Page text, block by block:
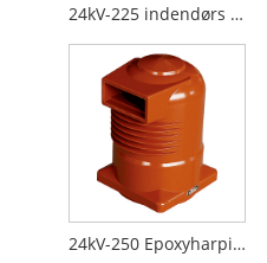
24kV-225 indendørs epoxyharpiks kontaktboks
24kV-250 Epoxyharpiks kontakt installationsboks